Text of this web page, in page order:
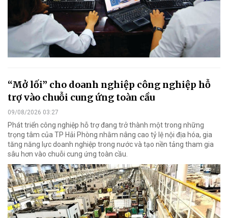
“Mở lối” cho doanh nghiệp công nghiệp hỗ
trợ vào chuỗi cung ứng toàn cầu
09/08/2026 03:27
Phát triển công nghiệp hỗ trợ đang trở thành một trong những
trọng tâm của TP Hải Phòng nhằm nâng cao tỷ lệ nội địa hóa, gia
tăng năng lực doanh nghiệp trong nước và tạo nền tảng tham gia
sâu hơn vào chuỗi cung ứng toàn cầu.